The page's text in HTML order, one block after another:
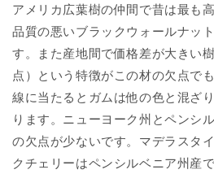
アメリカ広葉樹の仲間で昔は最も
品質の悪いブラックウォールナッ
す。また産地間で価格差が大きい
点）という特徴がこの材の欠点で
線に当たるとガムは他の色と混ざ
ります。ニューヨーク州とペンシ
の欠点が少ないです。マデラスタ
クチェリーはペンシルベニア州産で